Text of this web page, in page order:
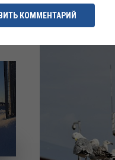
КОММЕНТАРИЙ